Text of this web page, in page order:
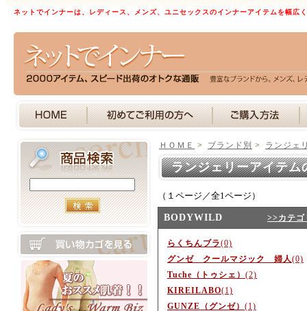
ネットでインナーは、レディース、メンズ、ユニセックスのインナーアイテムを幅広
ＨＯＭＥ > ブランド別 > ランジェ
ランジェリーアイテ
（１ページ／全1ページ）
BODYWILD >>カテゴ
らくちんブラ(0)
グンゼ クールマジック 婦人 (0)
Tuche（トゥシェ） (2)
KIREILABO(1)
GUNZE（グンゼ） (1)